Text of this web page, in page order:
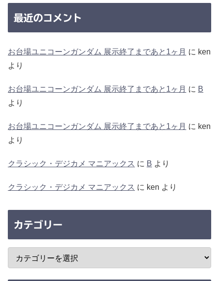
最近のコメント
お台場ユニコーンガンダム 展示終了まであと1ヶ月 に ken
より
お台場ユニコーンガンダム 展示終了まであと1ヶ月 に B
より
お台場ユニコーンガンダム 展示終了まであと1ヶ月 に ken
より
クラシック・デジカメ マニアックス に B より
クラシック・デジカメ マニアックス に ken より
カテゴリー